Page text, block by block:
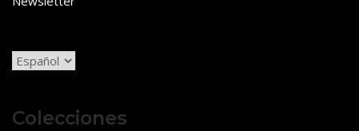
Elegir
Colecciones